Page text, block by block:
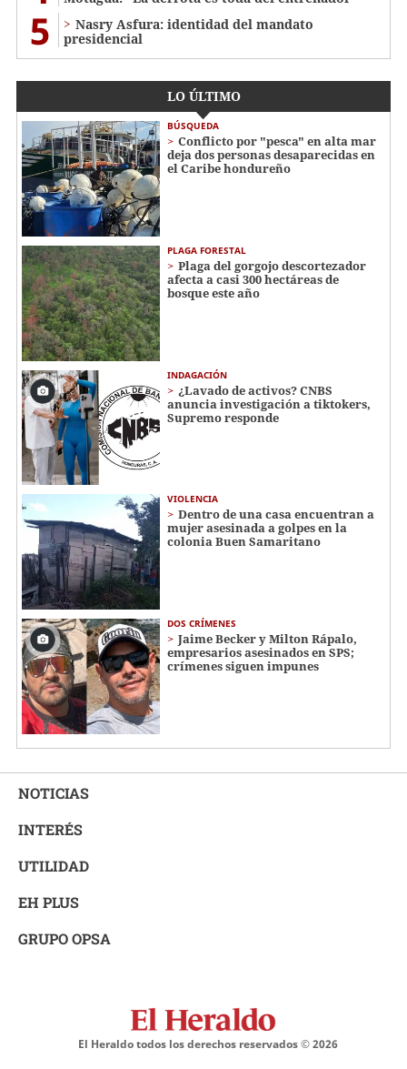
5
Nasry Asfura: identidad del mandato
presidencial
LO ÚLTIMO
BÚSQUEDA
Conflicto por "pesca" en alta mar
deja dos personas desaparecidas en
el Caribe hondureño
PLAGA FORESTAL
Plaga del gorgojo descortezador
afecta a casi 300 hectáreas de
bosque este año
INDAGACIÓN
¿Lavado de activos? CNBS
anuncia investigación a tiktokers,
Supremo responde
VIOLENCIA
Dentro de una casa encuentran a
mujer asesinada a golpes en la
colonia Buen Samaritano
DOS CRÍMENES
Jaime Becker y Milton Rápalo,
empresarios asesinados en SPS;
crímenes siguen impunes
NOTICIAS
INTERÉS
UTILIDAD
EH PLUS
GRUPO OPSA
El Heraldo todos los derechos reservados ©2026